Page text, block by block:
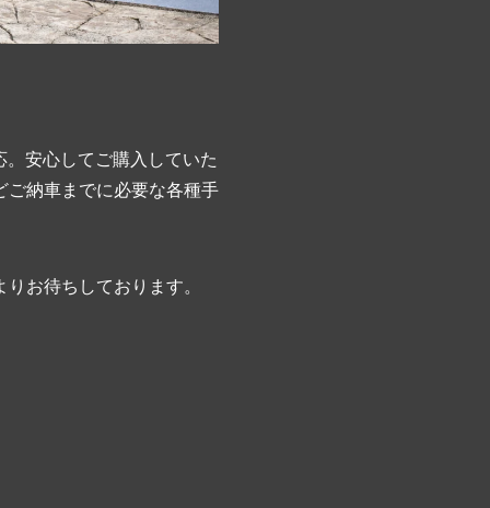
安心してご購入していた
ご納車までに必要な各種手
お待ちしております。